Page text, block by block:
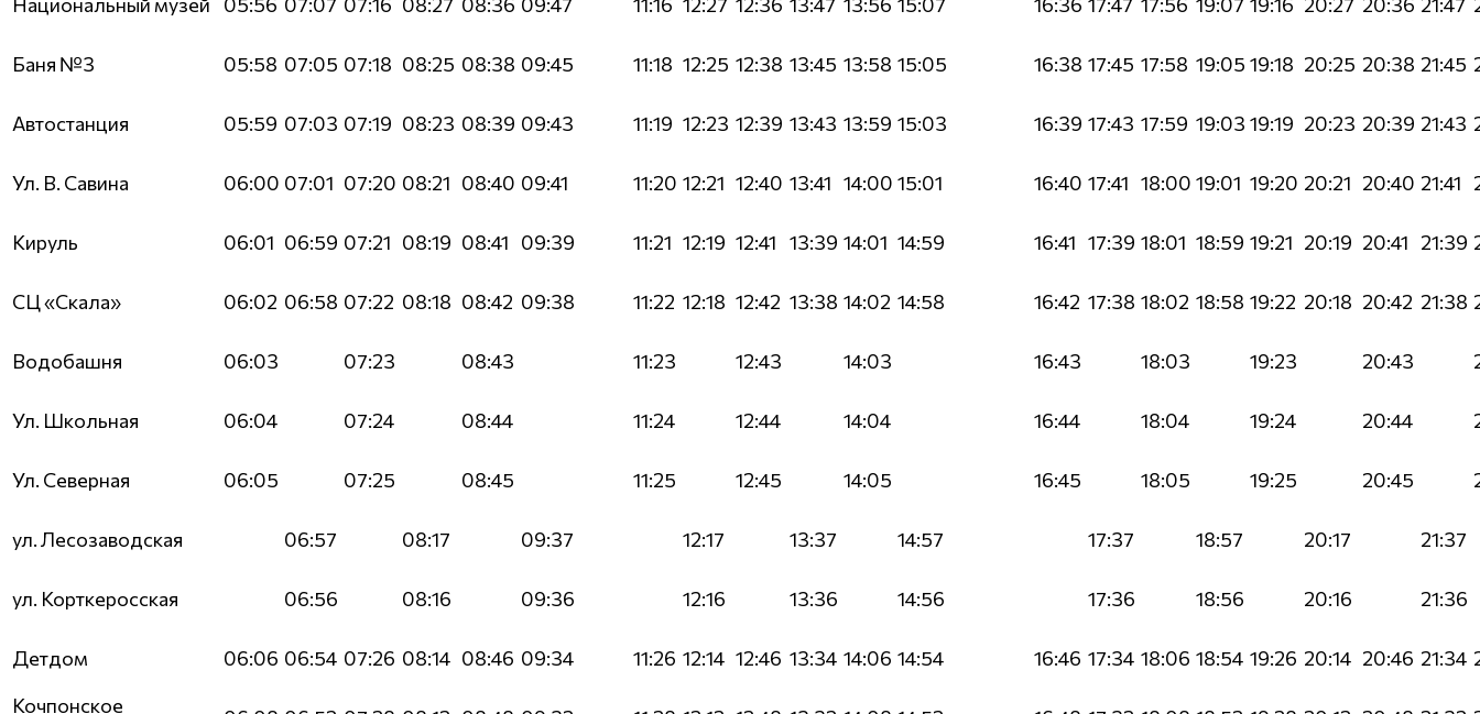
Баня №3 05:58 07:05 07:18 08:25 08:38 09:45 11:18 12:25 12:38 13:45 13:58 15:05 16:38 17:45 17:58 19:05 19:18 20:25 20:38 21:45
Автостанция 05:59 07:03 07:19 08:23 08:39 09:43 11:19 12:23 12:39 13:43 13:59 15:03 16:39 17:43 17:59 19:03 19:19 20:23 20:39 21:43
Ул. В. Савина 06:00 07:01 07:20 08:21 08:40 09:41 11:20 12:21 12:40 13:41 14:00 15:01 16:40 17:41 18:00 19:01 19:20 20:21 20:40 21:41
Кируль 06:01 06:59 07:21 08:19 08:41 09:39 11:21 12:19 12:41 13:39 14:01 14:59 16:41 17:39 18:01 18:59 19:21 20:19 20:41 21:39
СЦ «Скала» 06:02 06:58 07:22 08:18 08:42 09:38 11:22 12:18 12:42 13:38 14:02 14:58 16:42 17:38 18:02 18:58 19:22 20:18 20:42 21:38
Водобашня 06:03 07:23 08:43 11:23 12:43 14:03 16:43 18:03 19:23 20:43
Ул. Школьная 06:04 07:24 08:44 11:24 12:44 14:04 16:44 18:04 19:24 20:44
Ул. Северная 06:05 07:25 08:45 11:25 12:45 14:05 16:45 18:05 19:25 20:45
ул. Лесозаводская 06:57 08:17 09:37 12:17 13:37 14:57 17:37 18:57 20:17 21:37
ул. Корткеросская 06:56 08:16 09:36 12:16 13:36 14:56 17:36 18:56 20:16 21:36
Детдом 06:06 06:54 07:26 08:14 08:46 09:34 11:26 12:14 12:46 13:34 14:06 14:54 16:46 17:34 18:06 18:54 19:26 20:14 20:46 21:34
Кочпонское